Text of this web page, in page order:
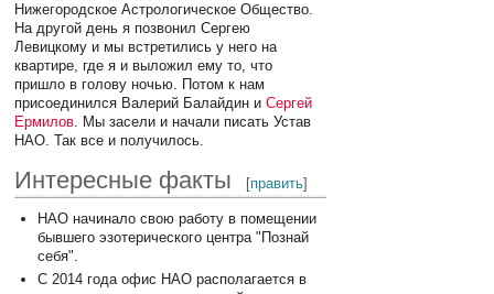
Нижегородское Астрологическое Общество.
На другой день я позвонил Сергею
Левицкому и мы встретились у него на
квартире, где я и выложил ему то, что
пришло в голову ночью. Потом к нам
присоединился Валерий Балайдин иСергей
Ермилов . Мы засели и начали писать Устав
НАО. Так все и получилось.
Интересные факты [править]
НАО начинало свою работу в помещении
бывшего эзотерического центра "Познай
себя".
С 2014 года офис НАО располагается в